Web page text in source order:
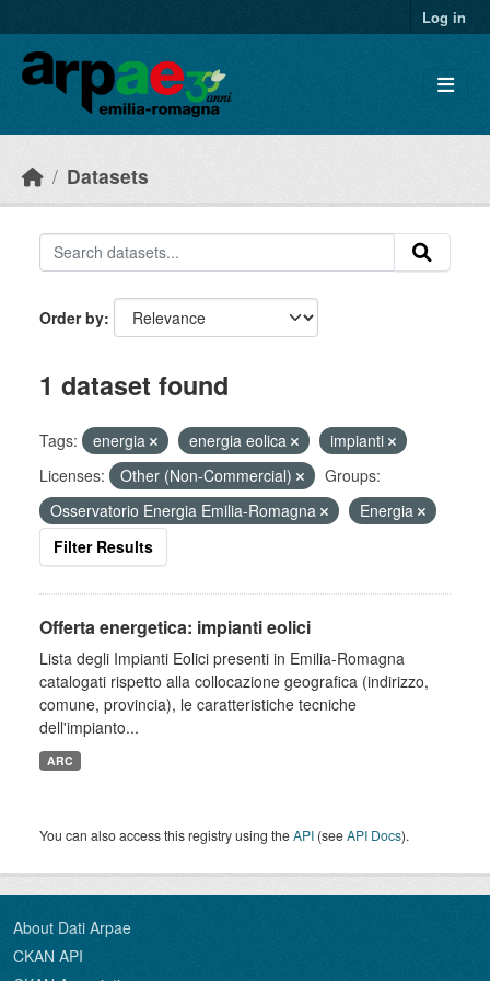
Log in
Datasets
Order by
1 dataset found
Tags: energia energia eolica
impianti
Licenses:
Other (Non-Commercial)
Groups:
Osservatorio Energia Emilia-Romagna
Energia
Filter Results
Offerta energetica: impianti eolici
Lista degli Impianti Eolici presenti in Emilia-Romagna
catalogati rispetto alla collocazione geografica (indirizzo,
comune, provincia), le caratteristiche tecniche
dell'impianto...
ARC
You can also access this registry using theAPI (seeAPI Docs).
About Dati Arpae
CKAN API